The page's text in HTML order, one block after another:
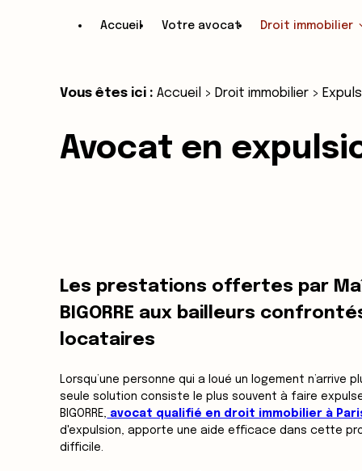
Accueil Votre avocat Droit immobilier
Vous êtes ici : Accueil > Droit immobilier >
Avocat en
Les prestations offertes par
BIGORRE aux bailleurs
locataires
Lorsqu’une personne qui a loué un logement n’arrive
seule solution consiste le plus souvent à faire
BIGORRE,
avocat qualifié en droit immobilier à
d'expulsion, apporte une aide efficace dans cette
difficile.